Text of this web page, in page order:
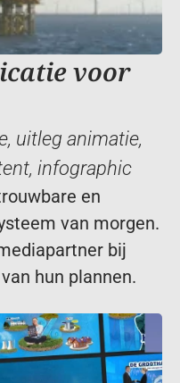
voor
, uitleg animatie
, infographic
en
van morgen.
bij
hun plannen.